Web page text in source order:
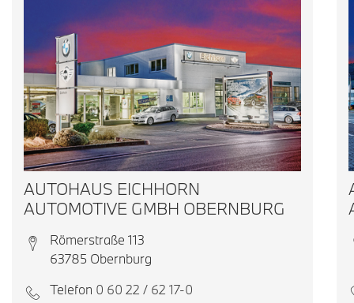
AUTOHAUS EICHHORN
AUTOMOTIVE GMBH OBERNBURG
Römerstraße 113
63785 Obernburg
Telefon 0 60 22 / 62 17-0